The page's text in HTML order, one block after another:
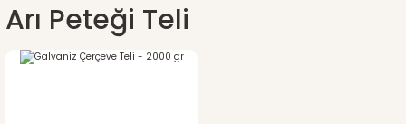
Arı Peteği Teli